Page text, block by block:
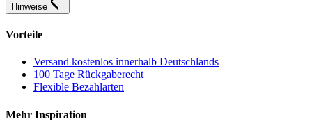
Hinweise
Vorteile
Versand kostenlos innerhalb Deutschlands
100 Tage Rückgaberecht
Flexible Bezahlarten
Mehr Inspiration